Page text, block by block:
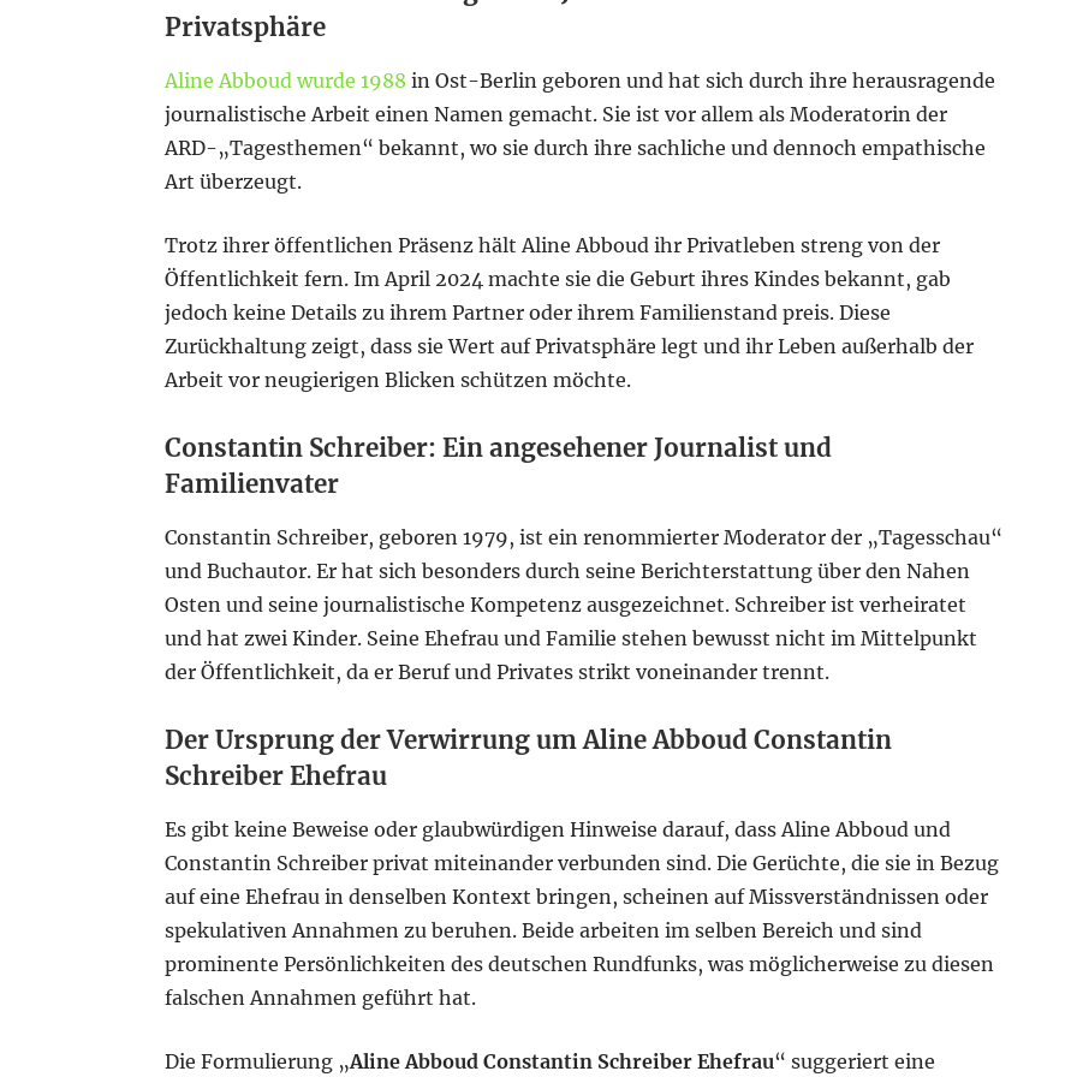
Privatsphäre
Aline Abboud wurde 1988 in Ost-Berlin geboren und hat sich durch ihre herausragende
journalistische Arbeit einen Namen gemacht. Sie ist vor allem als Moderatorin der
ARD-„Tagesthemen“ bekannt, wo sie durch ihre sachliche und dennoch empathische
Art überzeugt.
Trotz ihrer öffentlichen Präsenz hält Aline Abboud ihr Privatleben streng von der
Öffentlichkeit fern. Im April 2024 machte sie die Geburt ihres Kindes bekannt, gab
jedoch keine Details zu ihrem Partner oder ihrem Familienstand preis. Diese
Zurückhaltung zeigt, dass sie Wert auf Privatsphäre legt und ihr Leben außerhalb der
Arbeit vor neugierigen Blicken schützen möchte.
Constantin Schreiber: Ein angesehener Journalist und
Familienvater
Constantin Schreiber, geboren 1979, ist ein renommierter Moderator der „Tagesschau“
und Buchautor. Er hat sich besonders durch seine Berichterstattung über den Nahen
Osten und seine journalistische Kompetenz ausgezeichnet. Schreiber ist verheiratet
und hat zwei Kinder. Seine Ehefrau und Familie stehen bewusst nicht im Mittelpunkt
der Öffentlichkeit, da er Beruf und Privates strikt voneinander trennt.
Der Ursprung der Verwirrung um Aline Abboud Constantin
Schreiber Ehefrau
Es gibt keine Beweise oder glaubwürdigen Hinweise darauf, dass Aline Abboud und
Constantin Schreiber privat miteinander verbunden sind. Die Gerüchte, die sie in Bezug
auf eine Ehefrau in denselben Kontext bringen, scheinen auf Missverständnissen oder
spekulativen Annahmen zu beruhen. Beide arbeiten im selben Bereich und sind
prominente Persönlichkeiten des deutschen Rundfunks, was möglicherweise zu diesen
falschen Annahmen geführt hat.
Die Formulierung „Aline Abboud Constantin Schreiber Ehefrau“ suggeriert eine